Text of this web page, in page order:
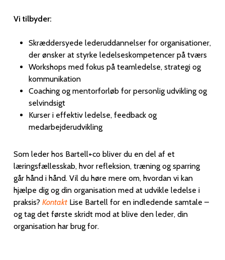
Vi tilbyder:
Skræddersyede lederuddannelser for organisationer,
der ønsker at styrke ledelseskompetencer på tværs
Workshops med fokus på teamledelse, strategi og
kommunikation
Coaching og mentorforløb for personlig udvikling og
selvindsigt
Kurser i effektiv ledelse, feedback og
medarbejderudvikling
Som leder hos Bartell+co bliver du en del af et
læringsfællesskab, hvor refleksion, træning og sparring
går hånd i hånd. Vil du høre mere om, hvordan vi kan
hjælpe dig og din organisation med at udvikle ledelse i
praksis? KontaktLise Bartell for en indledende samtale –
og tag det første skridt mod at blive den leder, din
organisation har brug for.